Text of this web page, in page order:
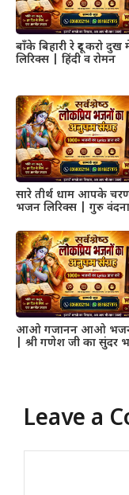
बाँके बिहारी रे दूर करो
लिरिक्स | हिंदी व रोमन
सारे तीर्थ धाम आपके
भजन लिरिक्स | गुरु
आओ गजानन आओ
| श्री गणेश जी का सुंदर
Leave a